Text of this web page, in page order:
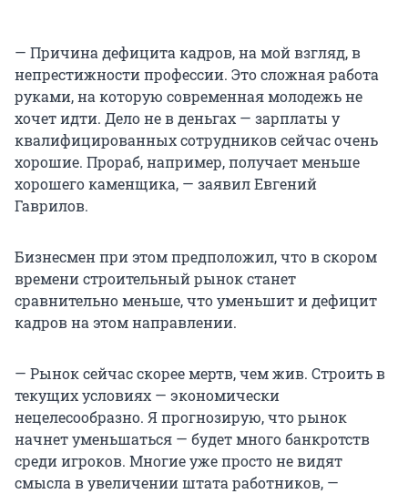
— Причина дефицита кадров, на мой взгляд, в
непрестижности профессии. Это сложная работа
руками, на которую современная молодежь не
хочет идти. Дело не в деньгах — зарплаты у
квалифицированных сотрудников сейчас очень
хорошие. Прораб, например, получает меньше
хорошего каменщика, — заявил Евгений
Гаврилов.
Бизнесмен при этом предположил, что в скором
времени строительный рынок станет
сравнительно меньше, что уменьшит и дефицит
кадров на этом направлении.
— Рынок сейчас скорее мертв, чем жив. Строить в
текущих условиях — экономически
нецелесообразно. Я прогнозирую, что рынок
начнет уменьшаться — будет много банкротств
среди игроков. Многие уже просто не видят
смысла в увеличении штата работников, —